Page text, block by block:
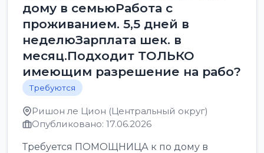
дому в семьюРабота с
проживанием. 5,5 дней в
неделюЗарплата шек. в
месяц.Подходит ТОЛЬКО
имеющим разрешение на рабо?
Требуются
Ришон ле Цион (Центральный округ)
Опубликовано: 17.06.2026
Требуется ПОМОЩНИЦА к по дому в